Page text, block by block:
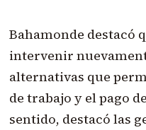
Bahamonde destacó
intervenir
alternativas que
de trabajo y el pago
sentido, destacó las